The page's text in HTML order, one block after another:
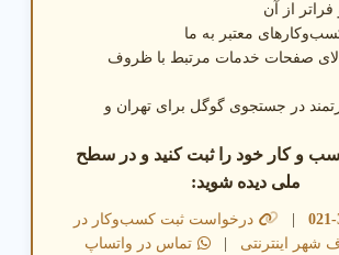
از آن
کسب‌وکارهای معتبر به ما
بالای صفحات خدمات مرتبط با ظروف
در جستجوی گوگل برای تهران و
و کار خود را ثبت کنید و در سطح
ملی دیده شوید:
|
درخواست ثبت کسب‌وکار در
شهر اینترنتی
| تماس در واتساپ